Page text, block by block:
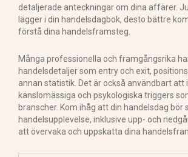
detaljerade anteckningar om dina affärer.
lägger i din handelsdagbok, desto bättre
förstå dina handelsframsteg.
Många professionella och framgångsrika
handelsdetaljer som entry och exit,
annan statistik. Det är också användbart att
känslomässiga och psykologiska triggers
branscher. Kom ihåg att din handelsdag bör
handelsupplevelse, inklusive upp- och
att övervaka och uppskatta dina